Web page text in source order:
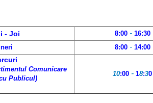
- Joi 8:00 -16:30
8:00 -14:00
Comunicare
Publicul)
10:00 - 18:30